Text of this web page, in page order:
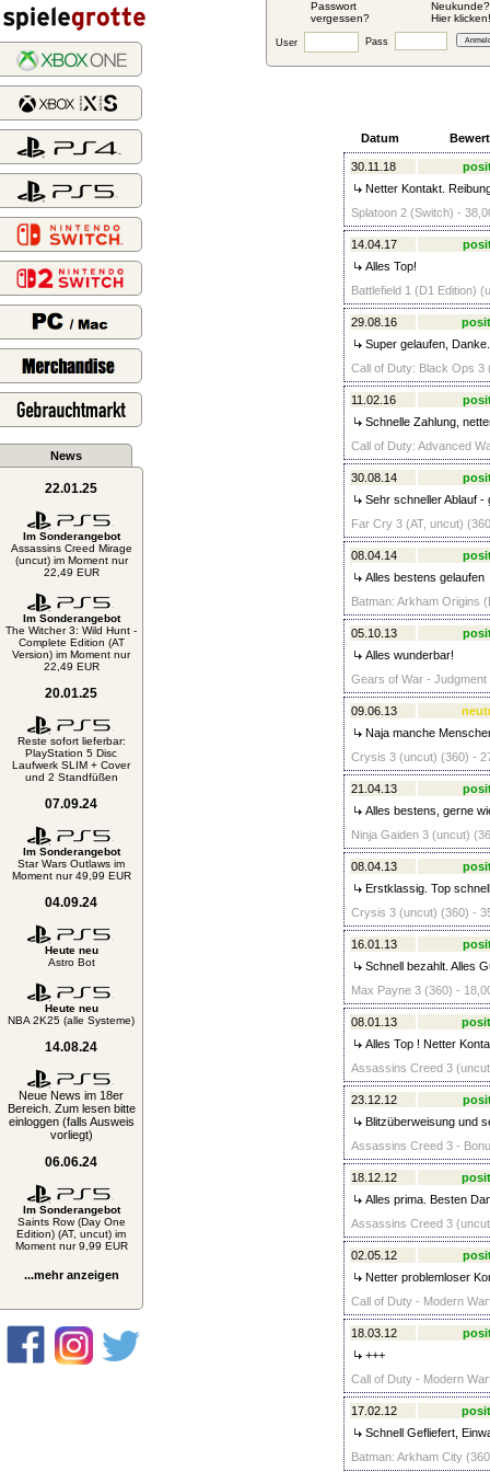
Passwort
vergessen?
Neukunde?
Hier klicken!
User Pass
News
22.01.25
Im Sonderangebot
Assassins Creed Mirage
(uncut) im Moment nur
22,49 EUR
Im Sonderangebot
The Witcher 3: Wild Hunt -
Complete Edition (AT
Version) im Moment nur
22,49 EUR
20.01.25
Reste sofort lieferbar:
PlayStation 5 Disc
Laufwerk SLIM + Cover
und 2 Standfüßen
07.09.24
Im Sonderangebot
Star Wars Outlaws im
Moment nur 49,99 EUR
04.09.24
Heute neu
Astro Bot
Heute neu
NBA 2K25 (alle Systeme)
14.08.24
Neue News im 18er
Bereich. Zum lesen bitte
einloggen (falls Ausweis
vorliegt)
06.06.24
Im Sonderangebot
Saints Row (Day One
Edition) (AT, uncut) im
Moment nur 9,99 EUR
...mehr anzeigen
Datum
30.11.18
Netter Kontakt.
Splatoon 2 (Switch) -
14.04.17
Alles Top!
Battlefield 1 (D1 Edition)
29.08.16
Super gelaufen, Danke.
Call of Duty: Black Ops 3
11.02.16
Schnelle Zahlung,
Call of Duty: Advanced
30.08.14
Sehr schneller Ablauf -
Far Cry 3 (AT, uncut)
08.04.14
Alles bestens gelaufen
Batman: Arkham Origins
05.10.13
Alles wunderbar!
Gears of War -
09.06.13
Naja manche
Crysis 3 (uncut) (360) -
21.04.13
Alles bestens, gerne
Ninja Gaiden 3 (uncut)
08.04.13
Erstklassig. Top
Crysis 3 (uncut) (360) -
16.01.13
Schnell bezahlt. Alles
Max Payne 3 (360) -
08.01.13
Alles Top ! Netter
Assassins Creed 3
23.12.12
Blitzüberweisung und
Assassins Creed 3 -
18.12.12
Alles prima. Besten
Assassins Creed 3
02.05.12
Netter problemloser
Call of Duty - Modern
18.03.12
+++
Call of Duty - Modern
17.02.12
Schnell Gefliefert,
Batman: Arkham City